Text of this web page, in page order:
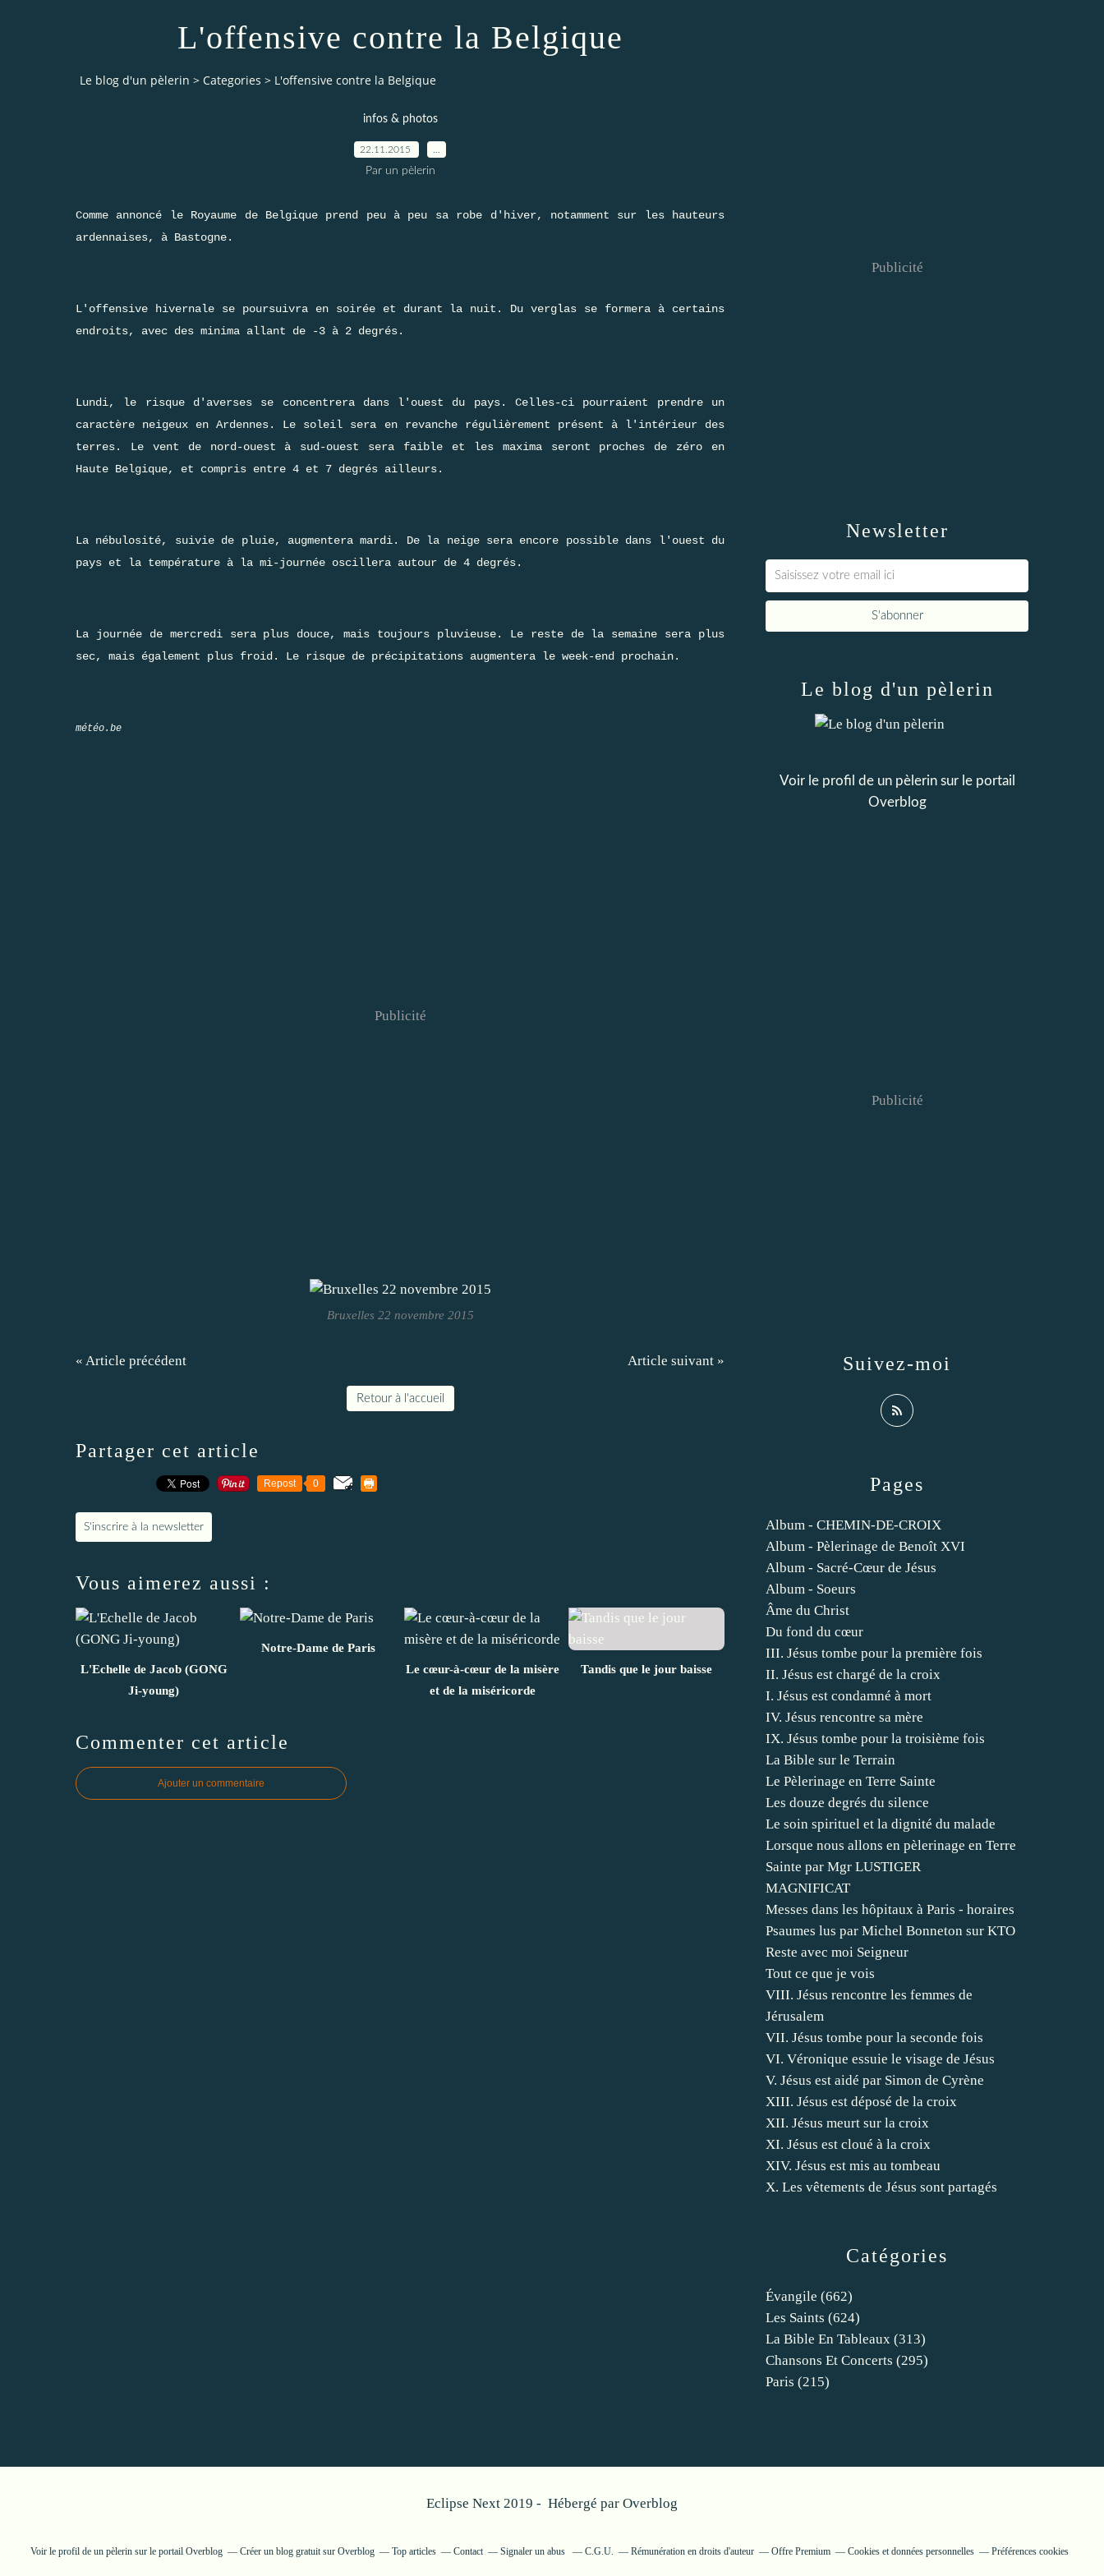
L'offensive contre la Belgique
Le blog d'un pèlerin > Categories > L'offensive contre la Belgique
infos & photos
22.11.2015
Par un pèlerin
Comme annoncé le Royaume de Belgique prend peu à peu sa robe d'hiver, notamment sur les hauteurs
ardennaises, à Bastogne.
L'offensive hivernale se poursuivra en soirée et durant la nuit. Du verglas se formera à certains
endroits, avec des minima allant de -3 à 2 degrés.
Lundi, le risque d'averses se concentrera dans l'ouest du pays. Celles-ci pourraient prendre un
caractère neigeux en Ardennes. Le soleil sera en revanche régulièrement présent à l'intérieur des
terres. Le vent de nord-ouest à sud-ouest sera faible et les maxima seront proches de zéro en
Haute Belgique, et compris entre 4 et 7 degrés ailleurs.
La nébulosité, suivie de pluie, augmentera mardi. De la neige sera encore possible dans l'ouest du
pays et la température à la mi-journée oscillera autour de 4 degrés.
La journée de mercredi sera plus douce, mais toujours pluvieuse. Le reste de la semaine sera plus
sec, mais également plus froid. Le risque de précipitations augmentera le week-end prochain.
météo.be
Publicité
Bruxelles 22 novembre 2015
« Article précédent Article suivant »
Retour à l'accueil
Partager cet article
Repost 0
S'inscrire à la newsletter
Vous aimerez aussi :
L'Echelle de Jacob (GONG
Ji-young)
Notre-Dame de Paris
Le cœur-à-cœur de la misère
et de la miséricorde
Tandis que le jour baisse
Commenter cet article
Ajouter un commentaire
Newsletter
Publicité
Catégories
Évangile (662)
Les Saints (624)
La Bible En Tableaux (313)
Chansons Et Concerts (295)
Paris (215)
Pages
Album - CHEMIN-DE-CROIX
Album - Pèlerinage de Benoît XVI
Album - Sacré-Cœur de Jésus
Album - Soeurs
Âme du Christ
Du fond du cœur
III. Jésus tombe pour la première fois
II. Jésus est chargé de la croix
I. Jésus est condamné à mort
IV. Jésus rencontre sa mère
IX. Jésus tombe pour la troisième fois
La Bible sur le Terrain
Le Pèlerinage en Terre Sainte
Les douze degrés du silence
Le soin spirituel et la dignité du malade
Lorsque nous allons en pèlerinage en Terre
Sainte par Mgr LUSTIGER
MAGNIFICAT
Messes dans les hôpitaux à Paris - horaires
Psaumes lus par Michel Bonneton sur KTO
Reste avec moi Seigneur
Tout ce que je vois
VIII. Jésus rencontre les femmes de
Jérusalem
VII. Jésus tombe pour la seconde fois
VI. Véronique essuie le visage de Jésus
V. Jésus est aidé par Simon de Cyrène
XIII. Jésus est déposé de la croix
XII. Jésus meurt sur la croix
XI. Jésus est cloué à la croix
XIV. Jésus est mis au tombeau
X. Les vêtements de Jésus sont partagés
Le blog d'un pèlerin
Voir le profil de un pèlerinsur le portail
Overblog
Suivez-moi
Publicité
Eclipse Next 2019 - Hébergé par Overblog
Voir le profil de un pèlerin sur le portail Overblog Créer un blog gratuit sur Overblog Top articles Contact Signaler un abus C.G.U. Rémunération en droits d'auteur Offre Premium Cookies et données personnelles Préférences cookies